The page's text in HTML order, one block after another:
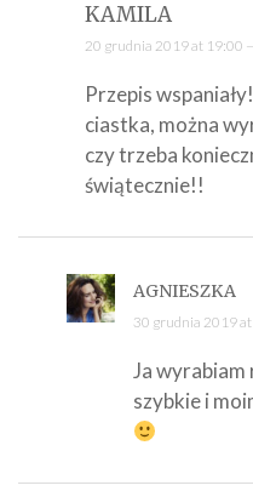
KAMILA
20 grudnia 2019 at 19:00
Przepis
ciastka, można
czy trzeba
świątecznie!!
AGNIESZKA
30 grudnia 2019
Ja wyrabiam
szybkie i